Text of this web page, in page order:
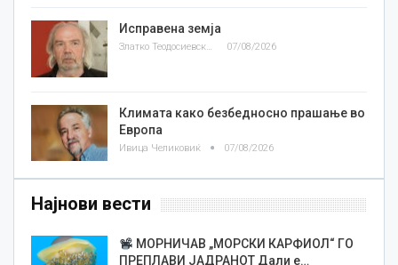
Исправена земја
Златко Теодосиевски 07/08/2026
Климата како безбедносно прашање во
Европа
Ивица Челиковиќ 07/08/2026
Најнови вести
МОРНИЧАВ „МОРСКИ КАРФИОЛ“ ГО
ПРЕПЛАВИ ЈАДРАНОТ Дали е…